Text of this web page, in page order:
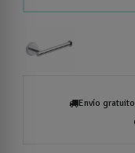
Envío gratuito